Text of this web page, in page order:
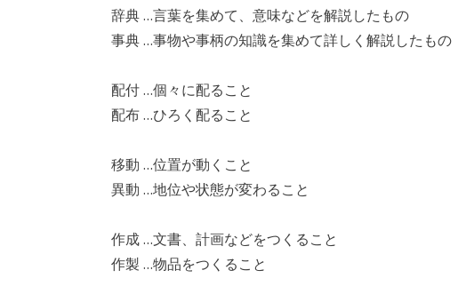
辞典 …言葉を集めて、意味などを解説したもの
事典 …事物や事柄の知識を集めて詳しく解説したもの
配付 …個々に配ること
配布 …ひろく配ること
移動 …位置が動くこと
異動 …地位や状態が変わること
作成 …文書、計画などをつくること
作製 …物品をつくること